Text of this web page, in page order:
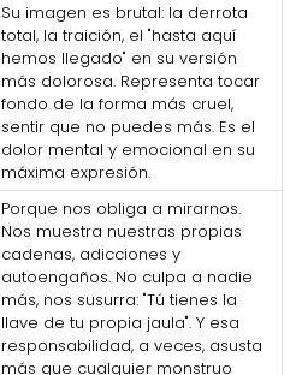
Su imagen es brutal: la derrota
total, la traición, el "hasta aquí
hemos llegado" en su versión
más dolorosa. Representa tocar
fondo de la forma más cruel,
sentir que no puedes más. Es el
dolor mental y emocional en su
máxima expresión.
Porque nos obliga a mirarnos.
Nos muestra nuestras propias
cadenas, adicciones y
autoengaños. No culpa a nadie
más, nos susurra: "Tú tienes la
llave de tu propia jaula". Y esa
responsabilidad, a veces, asusta
más que cualquier monstruo